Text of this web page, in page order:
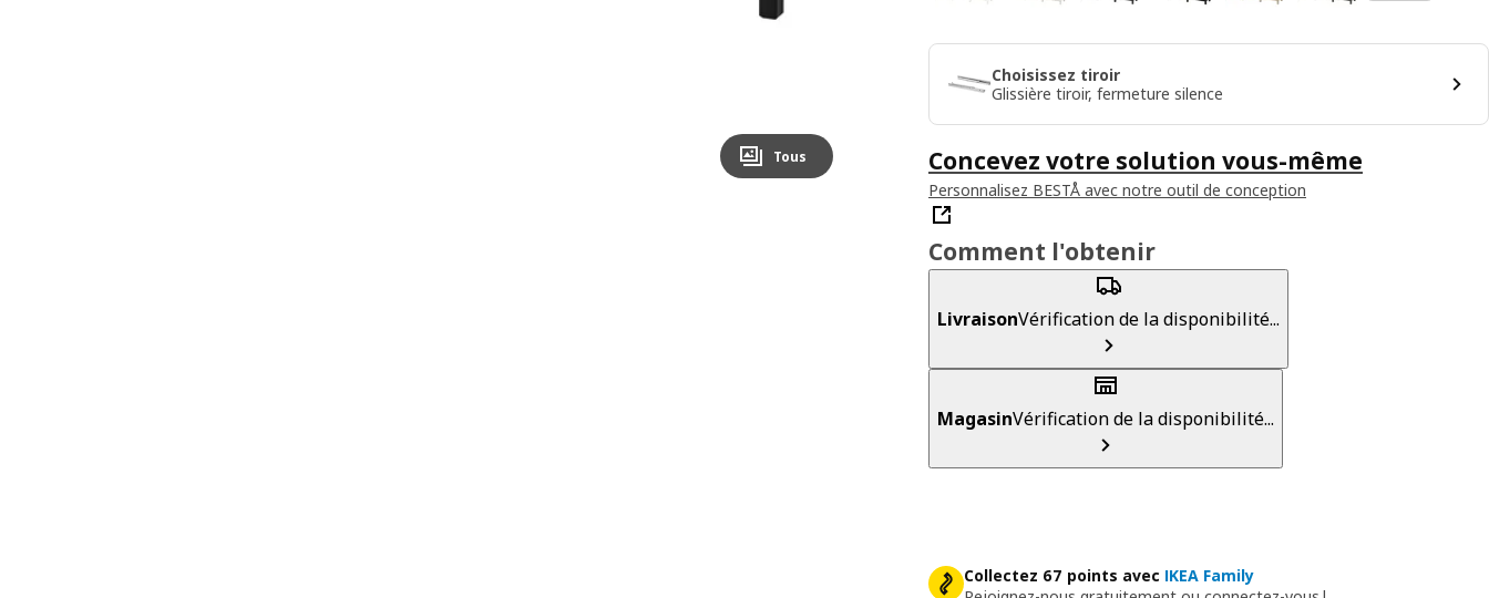
Tous
Choisissez tiroir
Glissière tiroir, fermeture silence
Concevez votre solution vous-même
Personnalisez BESTÅ avec notre outil de conception
Comment l'obtenir
LivraisonVérification de la disponibilité...
MagasinVérification de la disponibilité...
Collectez 67 points avec IKEA Family